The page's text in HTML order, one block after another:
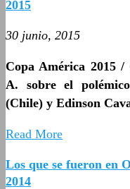
2015
30 junio, 2015
Copa América 2015
A. sobre el
(Chile) y Edinson
Read More
Los que se fueron en
2014